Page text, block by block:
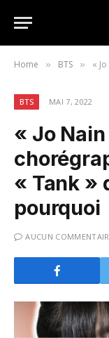
Home » BTS » « Jo
BTS MAI 7, 2022
« Jo
« Tank »
pourquoi
AUCUN